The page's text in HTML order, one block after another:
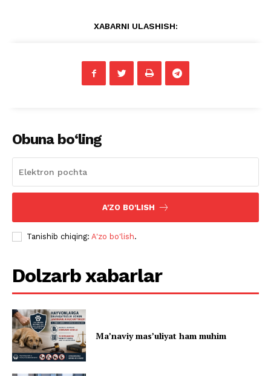
XABARNI ULASHISH:
Obuna bo‘ling
A'ZO BO'LISH
Tanishib chiqing: A'zo bo'lish.
Dolzarb xabarlar
Ma’naviy mas’uliyat ham muhim